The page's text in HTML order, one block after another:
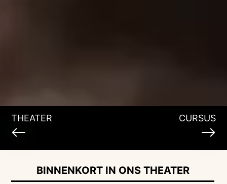
THEATER CURSUS
BINNENKORT IN ONS THEATER